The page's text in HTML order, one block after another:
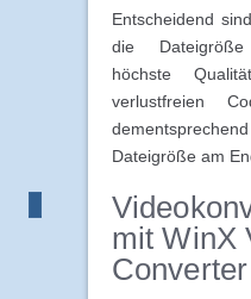
Entscheidend
die
höchste
verlustfreien
Dateigröße am
mit WinX